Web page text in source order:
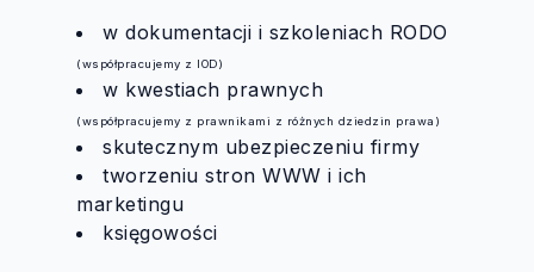
w dokumentacji i szkoleniach RODO
(współpracujemy z IOD)
w kwestiach prawnych
(współpracujemy z prawnikami z różnych dziedzin prawa)
skutecznym ubezpieczeniu firmy
tworzeniu stron WWW i ich
marketingu
księgowości